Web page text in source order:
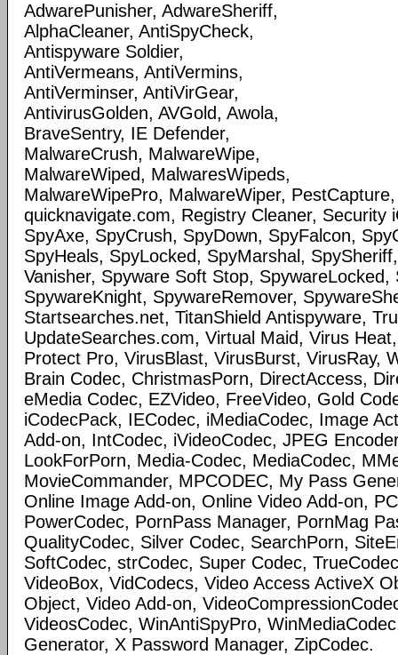
AdwarePunisher, AdwareSheriff,
AlphaCleaner, AntiSpyCheck,
Antispyware Soldier,
AntiVermeans, AntiVermins,
AntiVerminser, AntiVirGear,
AntivirusGolden, AVGold, Awola,
BraveSentry, IE Defender,
MalwareCrush, MalwareWipe,
MalwareWiped, MalwaresWipeds,
MalwareWipePro, MalwareWiper,
quicknavigate.com, Registry Cleaner, Security
SpyAxe, SpyCrush, SpyDown, SpyFalcon,
SpyHeals, SpyLocked, SpyMarshal,
Vanisher, Spyware Soft Stop, SpywareLocked,
SpywareKnight, SpywareRemover,
Startsearches.net, TitanShield Antispyware,
UpdateSearches.com, Virtual Maid, Virus
Protect Pro, VirusBlast, VirusBurst, VirusRay,
Brain Codec, ChristmasPorn, DirectAccess,
eMedia Codec, EZVideo, FreeVideo, Gold
iCodecPack, IECodec, iMediaCodec, Image
Add-on, IntCodec, iVideoCodec, JPEG
LookForPorn, Media-Codec, MediaCodec,
MovieCommander, MPCODEC, My Pass
Online Image Add-on, Online Video Add-on,
PowerCodec, PornPass Manager, PornMag
QualityCodec, Silver Codec, SearchPorn,
SoftCodec, strCodec, Super Codec,
VideoBox, VidCodecs, Video Access ActiveX
Object, Video Add-on,
VideosCodec, WinAntiSpyPro,
Generator, X Password Manager, ZipCodec.